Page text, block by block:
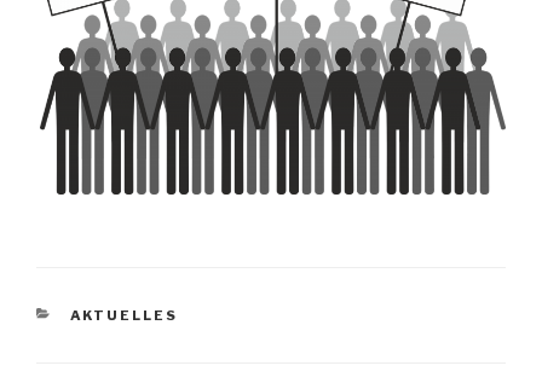
KATEGORIEN
AKTUELLES